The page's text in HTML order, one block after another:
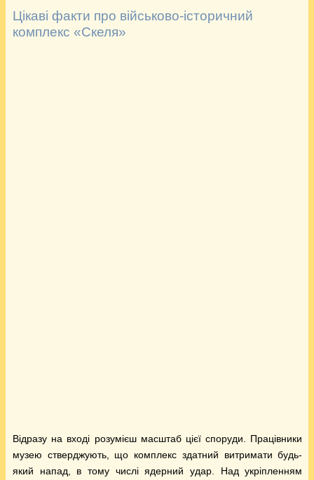
Цікаві факти про військово-історичний
комплекс «Скеля»
Відразу на вході розумієш масштаб цієї споруди. Працівники
музею стверджують, що комплекс здатний витримати будь-
який напад, в тому числі ядерний удар. Над укріпленням